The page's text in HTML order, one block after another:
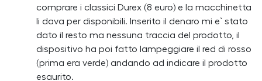
comprare i classici Durex (8 euro) e la macchinetta
li dava per disponibili. Inserito il denaro mi e` stato
dato il resto ma nessuna traccia del prodotto, il
dispositivo ha poi fatto lampeggiare il red di rosso
(prima era verde) andando ad indicare il prodotto
esaurito.